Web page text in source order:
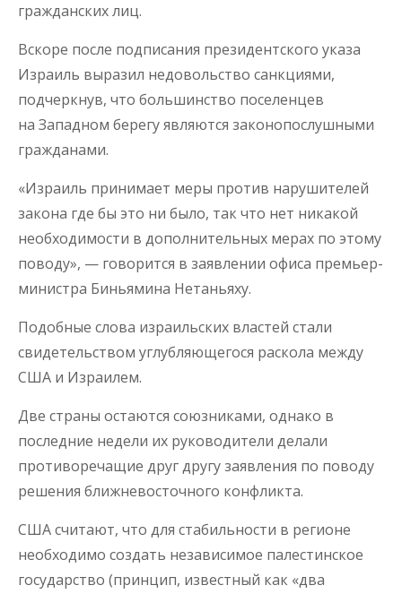
гражданских лиц.
Вскоре после подписания президентского указа
Израиль выразил недовольство санкциями,
подчеркнув, что большинство поселенцев
на Западном берегу являются законопослушными
гражданами.
«Израиль принимает меры против нарушителей
закона где бы это ни было, так что нет никакой
необходимости в дополнительных мерах по этому
поводу», — говорится в заявлении офиса премьер-
министра Биньямина Нетаньяху.
Подобные слова израильских властей стали
свидетельством углубляющегося раскола между
США и Израилем.
Две страны остаются союзниками, однако в
последние недели их руководители делали
противоречащие друг другу заявления по поводу
решения ближневосточного конфликта.
США считают, что для стабильности в регионе
необходимо создать независимое палестинское
государство (принцип, известный как «два